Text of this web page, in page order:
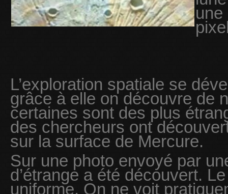
une
L’exploration spatiale se
grâce à elle on découvre de
certaines sont des plus
des chercheurs ont
sur la surface de Mercure.
Sur une photo envoyé par
d’étrange a été découvert.
uniforme. On ne voit